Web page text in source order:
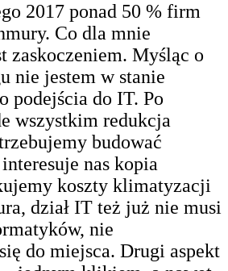
2017 ponad 50 % firm
Co dla mnie
zaskoczeniem. Myśląc o
nie jestem w stanie
podejścia do IT. Po
wszystkim redukcja
budować
nas kopia
koszty klimatyzacji
dział IT też już nie musi
nie
do miejsca. Drugi aspekt